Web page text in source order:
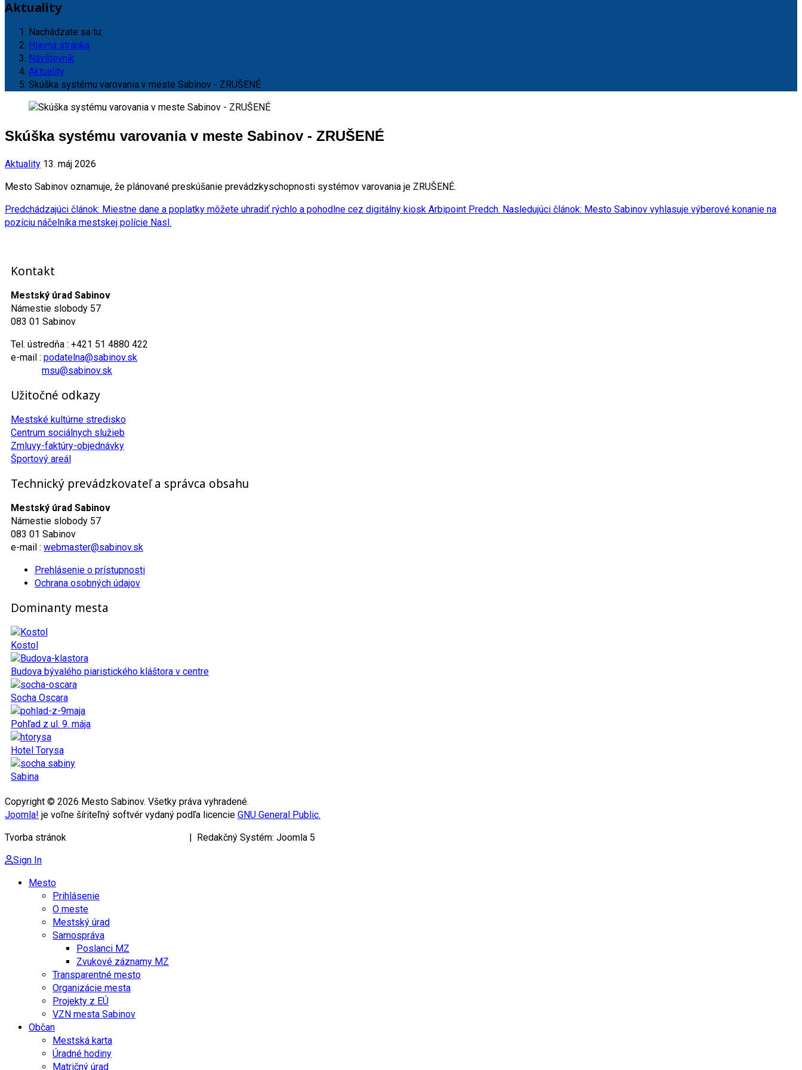
Aktuality
Nachádzate sa tu:
Hlavná stránka
Návštevník
Aktuality
Skúška systému varovania v meste Sabinov - ZRUŠENÉ
Skúška systému varovania v meste Sabinov - ZRUŠENÉ
Aktuality 13. máj 2026
Mesto Sabinov oznamuje, že plánované preskúšanie prevádzkyschopnosti systémov varovania je ZRUŠENÉ.
Predchádzajúci článok: Miestne dane a poplatky môžete uhradiť rýchlo a pohodlne cez digitálny kiosk Arbipoint Predch. Nasledujúci článok: Mesto Sabinov vyhlasuje výberové konanie na
pozíciu náčelníka mestskej polície Nasl.
Kontakt
Mestský úrad Sabinov
Námestie slobody 57
083 01 Sabinov
Tel. ústredňa : +421 51 4880 422
e-mail : podatelna@sabinov.sk
msu@sabinov.sk
Užitočné odkazy
Mestské kultúrne stredisko
Centrum sociálnych služieb
Zmluvy-faktúry-objednávky
Športový areál
Technický prevádzkovateľ a správca obsahu
Mestský úrad Sabinov
Námestie slobody 57
083 01 Sabinov
e-mail : webmaster@sabinov.sk
Prehlásenie o prístupnosti
Ochrana osobných údajov
Dominanty mesta
Kostol
Budova bývalého piaristického kláštora v centre
Socha Oscara
Pohľad z ul. 9. mája
Hotel Torysa
Sabina
Copyright © 2026 Mesto Sabinov. Všetky práva vyhradené.
Joomla! je voľne šíriteľný softvér vydaný podľa licencie GNU General Public.
Tvorba stránok
| Redakčný Systém: Joomla 5
Sign In
Mesto
Prihlásenie
O meste
Mestský úrad
Samospráva
Poslanci MZ
Zvukové záznamy MZ
Transparentné mesto
Organizácie mesta
Projekty z EÚ
VZN mesta Sabinov
Občan
Mestská karta
Úradné hodiny
Matričný úrad